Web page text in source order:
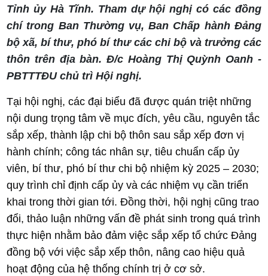
Tỉnh ủy Hà Tĩnh. Tham dự hội nghị có các đồng
chí trong Ban Thường vụ, Ban Chấp hành Đảng
bộ xã, bí thư, phó bí thư các chi bộ và trưởng các
thôn trên địa bàn. Đ/c Hoàng Thị Quỳnh Oanh -
PBTTTĐU chủ trì Hội nghị.
Tại hội nghị, các đại biểu đã được quán triệt những
nội dung trọng tâm về mục đích, yêu cầu, nguyên tắc
sắp xếp, thành lập chi bộ thôn sau sắp xếp đơn vị
hành chính; công tác nhân sự, tiêu chuẩn cấp ủy
viên, bí thư, phó bí thư chi bộ nhiệm kỳ 2025 – 2030;
quy trình chỉ định cấp ủy và các nhiệm vụ cần triển
khai trong thời gian tới. Đồng thời, hội nghị cũng trao
đổi, thảo luận những vấn đề phát sinh trong quá trình
thực hiện nhằm bảo đảm việc sắp xếp tổ chức Đảng
đồng bộ với việc sắp xếp thôn, nâng cao hiệu quả
hoạt động của hệ thống chính trị ở cơ sở.